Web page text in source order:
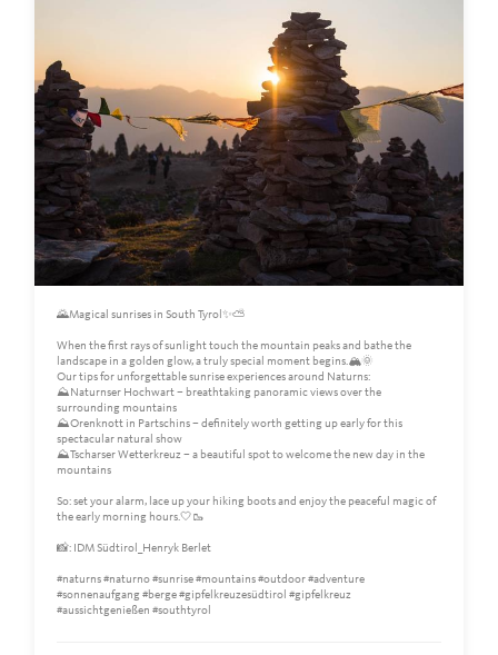
🌄Magical sunrises in South Tyrol✨⛅️
When the first rays of sunlight touch the mountain peaks and bathe the
landscape in a golden glow, a truly special moment begins.🏔️🌞
Our tips for unforgettable sunrise experiences around Naturns:
⛰️Naturnser Hochwart – breathtaking panoramic views over the
surrounding mountains
⛰️Orenknott in Partschins – definitely worth getting up early for this
spectacular natural show
⛰️Tscharser Wetterkreuz – a beautiful spot to welcome the new day in the
mountains
So: set your alarm, lace up your hiking boots and enjoy the peaceful magic of
the early morning hours.🤍🥾
📸: IDM Südtirol_Henryk Berlet
#naturns #naturno #sunrise #mountains #outdoor #adventure
#sonnenaufgang #berge #gipfelkreuzesüdtirol #gipfelkreuz
#aussichtgenießen #southtyrol